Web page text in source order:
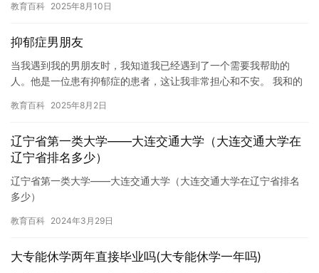
戏…
教育百科 2025年8月10日
抑郁症男朋友
当我遇到我的男朋友时，我知道我已经遇到了一个需要我帮助的
人。他是一位患有抑郁症的患者，这让我非常担心和不安。 我和的
张。他总…
教育百科 2025年8月2日
辽宁省第一类大学——大连交通大学（大连交通大学在
辽宁省排名多少）
辽宁省第一类大学——大连交通大学（大连交通大学在辽宁省排名
多少）
教育百科 2024年3月29日
大专能休学两年直接毕业吗(大专能休学一年吗)